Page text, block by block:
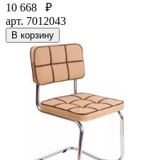
10 668
₽
арт. 7012043
В корзину